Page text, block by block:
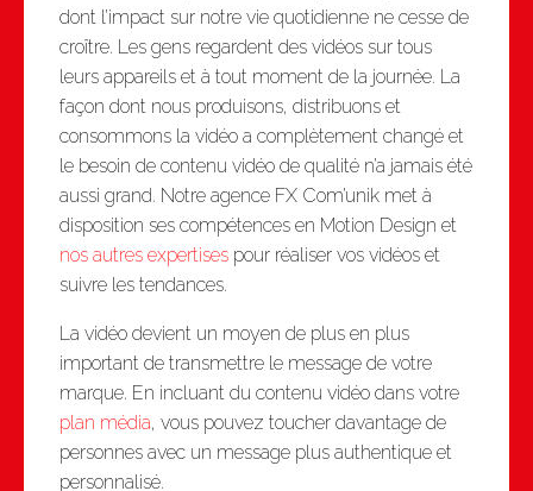
dont l’impact sur notre vie quotidienne ne cesse de
croître. Les gens regardent des vidéos sur tous
leurs appareils et à tout moment de la journée. La
façon dont nous produisons, distribuons et
consommons la vidéo a complètement changé et
le besoin de contenu vidéo de qualité n’a jamais été
aussi grand. Notre agence FX Com’unik met à
disposition ses compétences en Motion Design et
nos autres expertises pour réaliser vos vidéos et
suivre les tendances.
La vidéo devient un moyen de plus en plus
important de transmettre le message de votre
marque. En incluant du contenu vidéo dans votre
plan média, vous pouvez toucher davantage de
personnes avec un message plus authentique et
personnalisé.